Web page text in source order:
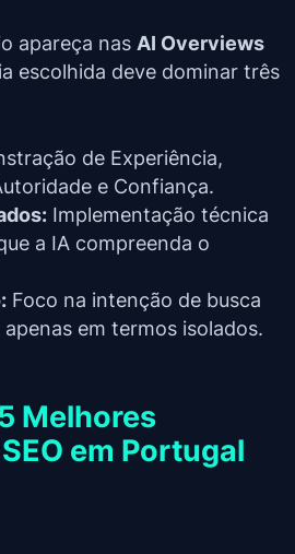
apareça nas AI Overviews
escolhida deve dominar três
de Experiência,
e Confiança.
Implementação técnica
a IA compreenda o
Foco na intenção de busca
em termos isolados.
Melhores
em Portugal